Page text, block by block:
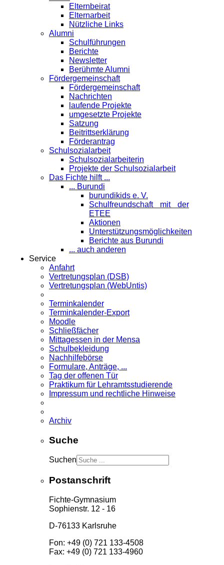
Elternbeirat
Elternarbeit
Nützliche Links
Alumni
Schulführungen
Berichte
Newsletter
Berühmte Alumni
Förder­gemeinschaft
Fördergemeinschaft
Nachrichten
laufende Projekte
umgesetzte Projekte
Satzung
Beitrittserklärung
Förderantrag
Schul­sozialarbeit
Schulsozialarbeiterin
Projekte der Schulsozialarbeit
Das Fichte hilft ...
... Burundi
burundikids e. V.
Schulfreundschaft mit der
ETEE
Aktionen
Unterstützungsmöglichkeiten
Berichte aus Burundi
... auch anderen
Service
Anfahrt
Vertretungsplan (DSB)
Vertretungsplan (WebUntis)
Terminkalender
Terminkalender-Export
Moodle
Schließfächer
Mittagessen in der Mensa
Schulbekleidung
Nachhilfebörse
Formulare, Anträge, ...
Tag der offenen Tür
Praktikum für Lehramts­studierende
Impressum und rechtliche Hinweise
Archiv
Suche
Suchen
Postanschrift
Fichte-Gymnasium
Sophienstr. 12 - 16
D-76133 Karlsruhe
Fon: +49 (0) 721 133-4508
Fax: +49 (0) 721 133-4960